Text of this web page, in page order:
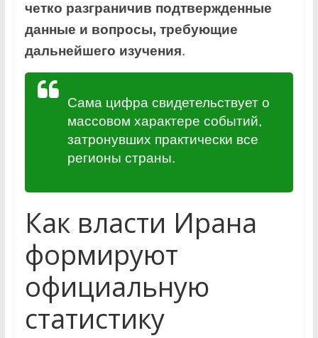
четко разграничив подтвержденные
данные и вопросы, требующие
дальнейшего изучения.
Сама цифра свидетельствует о
массовом характере событий,
затронувших практически все
регионы страны.
Как власти Ирана
формируют
официальную
статистику